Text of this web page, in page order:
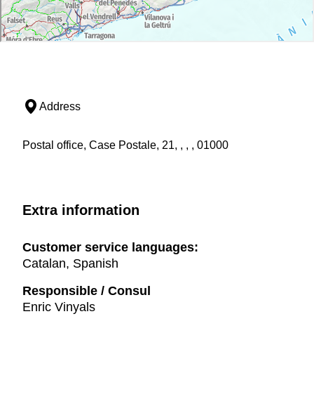
Address
Postal office, Case Postale, 21, , , , 01000
Extra information
Customer service languages:
Catalan, Spanish
Responsible / Consul
Enric Vinyals